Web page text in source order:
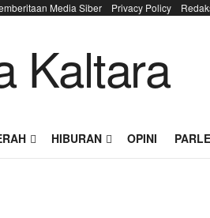
Media Siber Privacy Policy
HIBURAN OPINI